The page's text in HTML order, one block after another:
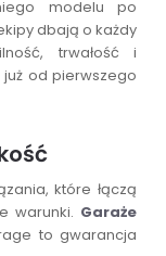
modelu po
dbają o każdy
trwałość i
od pierwszego
które łączą
warunki. Garaże
to gwarancja